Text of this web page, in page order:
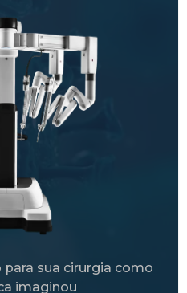
sua cirurgia como
imaginou